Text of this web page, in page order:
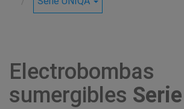
Electrobombas
sumergibles